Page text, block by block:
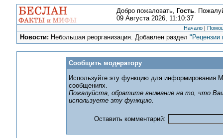
Добро пожаловать, Гость.
09 Августа 2026, 11:10:37
Начало |
Новости: Небольшая реорганизация. Добавлен раздел"Рецензии
Сообщить модератору
Используйте эту функцию для информирования
сообщениях.
Пожалуйста, обратите внимание на то, что
используете эту функцию.
Оставить комментарий: